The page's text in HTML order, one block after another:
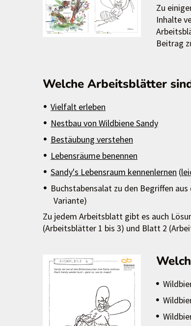
Zu
Inhalte
Beitrag
Welche Arbeitsblätter
Vielfalt erleben
Nestbau von Wildbiene Sandy
Bestäubung verstehen
Lebensräume benennen
Sandy's Lebensraum kennenlernen (
Buchstabensalat zu den Begriffen aus
Variante)
Zu jedem Arbeitsblatt gibt es auch
(Arbeitsblätter 1 bis 3) und Blatt 2